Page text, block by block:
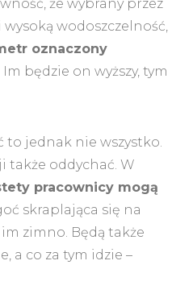
że wybrany przez
wodoszczelność,
oznaczony
. Im będzie on wyższy, tym
jednak nie wszystko.
także oddychać. W
pracownicy mogą
skraplająca się na
zimno. Będą także
a co za tym idzie –